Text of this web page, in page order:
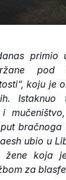
primio
pod
koju je
Istaknuo
ubio u
žene koja
za